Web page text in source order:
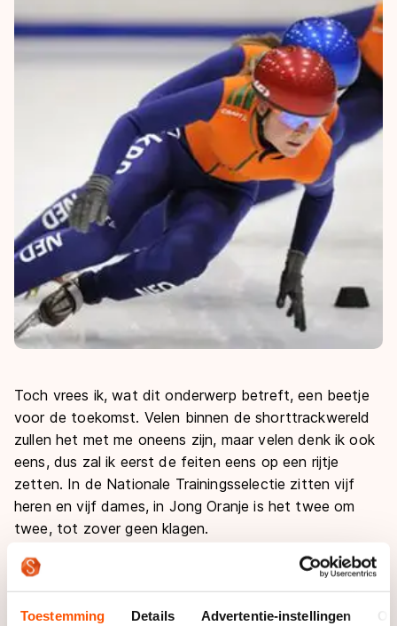
Toestemming Details Advertentie-instellingen
Livestreams
Medaille overzicht
Olympische uitslagen
Van Jong tot Goud verhalen
Toch vrees ik, wat dit onderwerp betreft, een beetje
voor de toekomst. Velen binnen de shorttrackwereld
zullen het met me oneens zijn, maar velen denk ik ook
eens, dus zal ik eerst de feiten eens op een rijtje
zetten. In de Nationale Trainingsselectie zitten vijf
heren en vijf dames, in Jong Oranje is het twee om
twee, tot zover geen klagen.
Daartussenin zit de Opleidingsploeg: zes heren en
geen enkele dame! Dat betekent dat tussen de
topvrouwen van nu, en de junioren een enorme kloof